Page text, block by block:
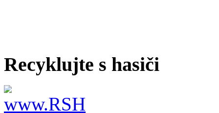
Recyklujte s hasiči